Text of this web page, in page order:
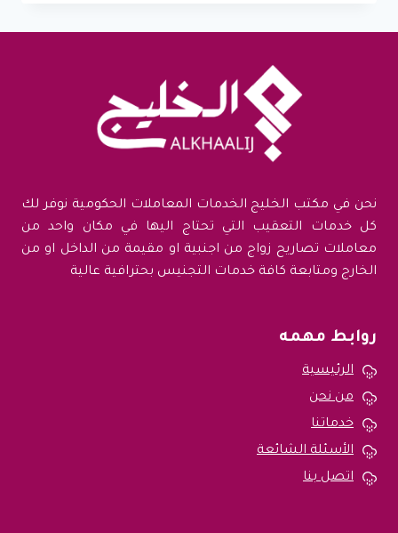
لإنهاء
معاملات
الزواج
في
المملكة
(مضمون
نحن في مكتب الخليج الخدمات المعاملات الحكومية نوفر لك
كل خدمات التعقيب التي تحتاج اليها في مكان واحد من
معاملات تصاريح زواج من اجنبية او مقيمة من الداخل او من
الخارج ومتابعة كافة خدمات التجنيس بحترافية عالية
روابط مهمه
الرئيسية
من نحن
خدماتنا
الأسئلة الشائعة
اتصل بنا